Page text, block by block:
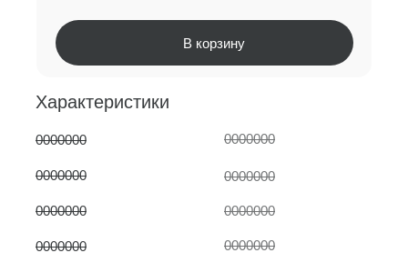
0000000
0000000
0000000
0000000
0000000
0000000
0000000
0000000
Характеристики
В корзину